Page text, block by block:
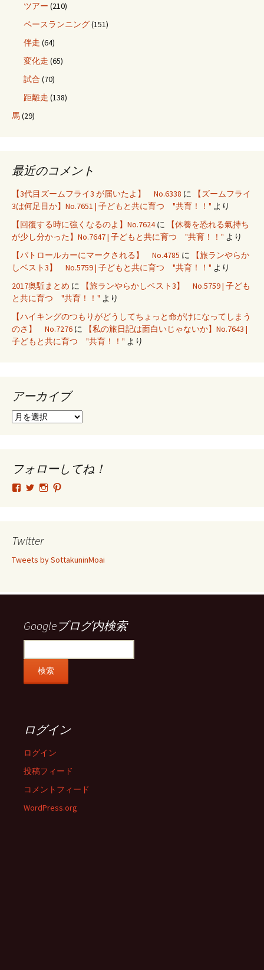
ツアー (210)
ペースランニング(151)
伴走 (64)
変化走 (65)
試合 (70)
距離走 (138)
馬(29)
最近のコメント
【3代目ズームフライ3 が届いたよ】 No.6338 に
【ズームフライ
3は何足目か】No.7651 | 子どもと共に育つ "共育！！" より
【回復する時に強くなるのよ】No.7624に
【休養を恐れる氣持ち
が少し分かった】No.7647 | 子どもと共に育つ "共育！！" より
【パトロールカーにマークされる】 No.4785 に
【旅ランやらか
しベスト3】 No.5759 | 子どもと共に育つ "共育！！" より
2017奥駈まとめ に
【旅ランやらかしベスト3】 No.5759 | 子ども
と共に育つ "共育！！" より
【ハイキングのつもりがどうしてちょっと命がけになってしまう
のさ】 No.7276 に
【私の旅日記は面白いじゃないか】No.7643 |
子どもと共に育つ "共育！！" より
アーカイブ
ア
ブ
フォローしてね！
tsutomu.hattori.33
フ
ー
SottakuninMoai
フ
ー
tsutomu.hattori.33
ー ー
示
Twitter
Tweets by SottakuninMoai
Googleブログ内検索
ログイン
ログイン
投稿フィード
コメントフィード
WordPress.org